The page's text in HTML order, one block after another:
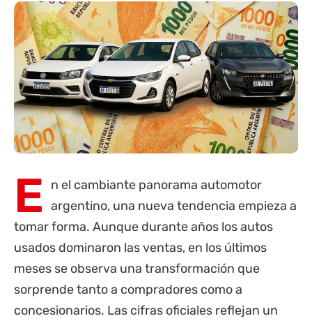
E
n el cambiante panorama automotor
argentino, una nueva tendencia empieza a
tomar forma. Aunque durante años los autos
usados dominaron las ventas, en los últimos
meses se observa una transformación que
sorprende tanto a compradores como a
concesionarios. Las cifras oficiales reflejan un